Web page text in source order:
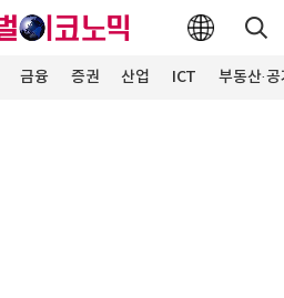
금융 증권 산업 ICT 부동산·